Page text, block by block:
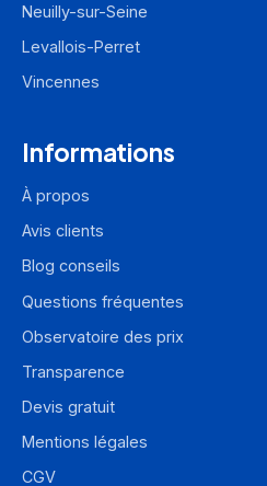
Neuilly-sur-Seine
Levallois-Perret
Vincennes
Informations
À propos
Avis clients
Blog conseils
Questions fréquentes
Observatoire des prix
Transparence
Devis gratuit
Mentions légales
CGV